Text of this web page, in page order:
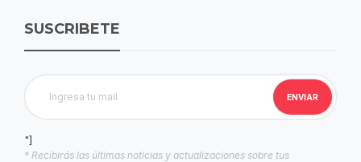
SUSCRIBETE
"]
* Recibirás las últimas noticias y actualizaciones sobre tus